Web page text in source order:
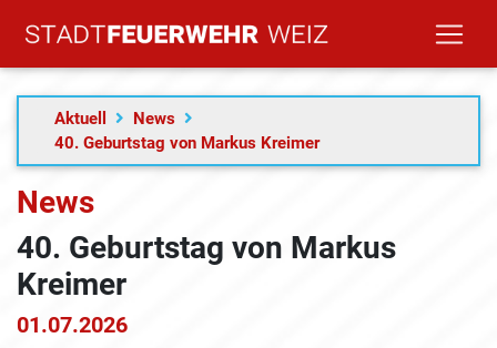
Aktuell
News
40. Geburtstag von Markus Kreimer
News
40. Geburtstag von Markus
Kreimer
01.07.2026